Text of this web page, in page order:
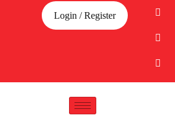
Login / Register